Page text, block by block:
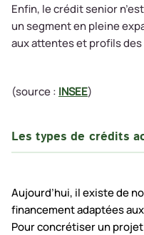
Enfin, le crédit senior
un segment en pleine
aux attentes et profils
(source : INSEE)
Les types de crédits
Aujourd’hui, il existe de
financement adaptées
Pour concrétiser un